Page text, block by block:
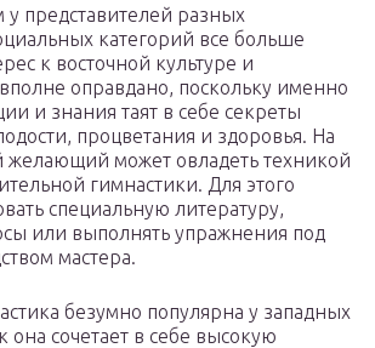
представителей разных
категорий все больше
к восточной культуре и
оправдано, поскольку именно
и знания таят в себе секреты
процветания и здоровья. На
желающий может овладеть техникой
гимнастики. Для этого
специальную литературу,
или выполнять упражнения под
мастера.
безумно популярна у западных
она сочетает в себе высокую